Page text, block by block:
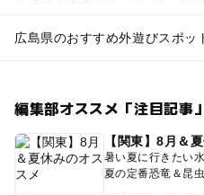
広島県のおすすめ外遊びスポッ
編集部オススメ「注目記事」
【関東】8月＆
暑い夏に行きたい
夏の定番恐竜＆昆